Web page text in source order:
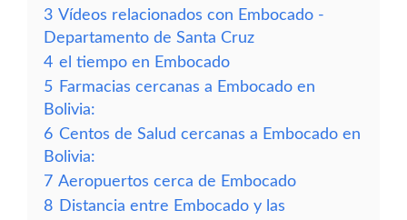
3 Vídeos relacionados con Embocado -
Departamento de Santa Cruz
4 el tiempo en Embocado
5 Farmacias cercanas a Embocado en
Bolivia:
6 Centos de Salud cercanas a Embocado en
Bolivia:
7 Aeropuertos cerca de Embocado
8 Distancia entre Embocado y las